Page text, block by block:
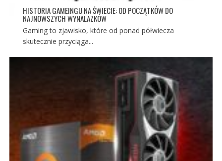
HISTORIA GAMEINGU NA ŚWIECIE: OD POCZĄTKÓW DO
NAJNOWSZYCH WYNALAZKÓW
Gaming to zjawisko, które od ponad półwiecza
skutecznie przyciąga...